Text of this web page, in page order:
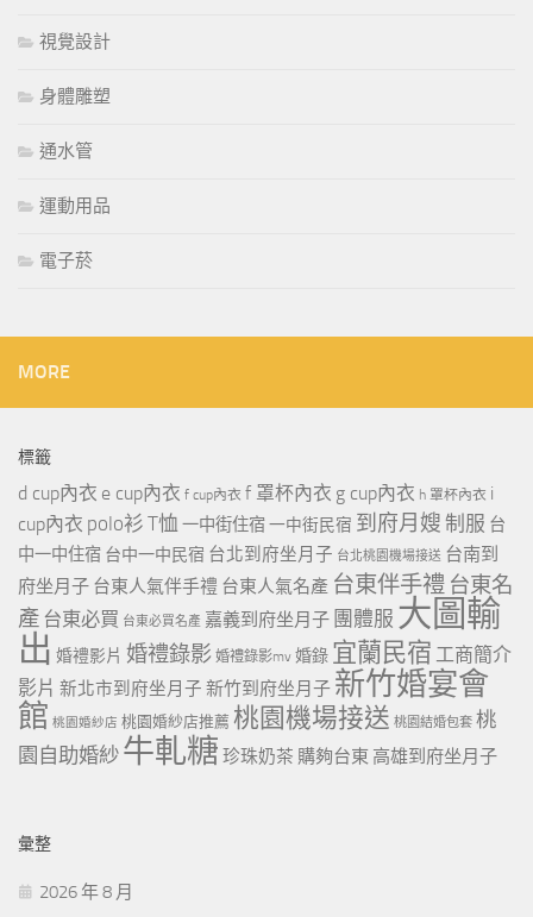
視覺設計
身體雕塑
通水管
運動用品
電子菸
MORE
標籤
d cup內衣 e cup內衣 f cup內衣 f 罩杯內衣 g cup內衣 h 罩杯內衣 i
cup內衣 polo衫 T恤 一中街住宿一中街民宿 到府月嫂 制服 台
中一中住宿 台中一中民宿 台北到府坐月子 台北桃園機場接送 台南到
府坐月子 台東人氣伴手禮 台東人氣名產 台東伴手禮 台東名
產 台東必買 台東必買名產 嘉義到府坐月子 團體服 大圖輸
出 婚禮影片 婚禮錄影 婚禮錄影mv 婚錄 宜蘭民宿 工商簡介
影片 新北市到府坐月子 新竹到府坐月子 新竹婚宴會
館 桃園婚紗店 桃園婚紗店推薦 桃園機場接送 桃園結婚包套 桃
園自助婚紗 牛軋糖 珍珠奶茶 購夠台東 高雄到府坐月子
彙整
2026 年 8 月